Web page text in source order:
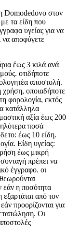
Domodedovo στον
τα είδη που
υγείας για να
να αποφύγετε
έως 3 κιλά ανά
οτιδήποτε
αποστολή.
οποιαδήποτε
φορολογία, εκτός
κατάλληλα
αξία έως 200
ποσά
έως 10 είδη.
Είδη υγείας:
έως μικρή
πρέπει να
έγγραφο. οι
εάν η ποσότητα
από τον
προορίζονται για
Οι